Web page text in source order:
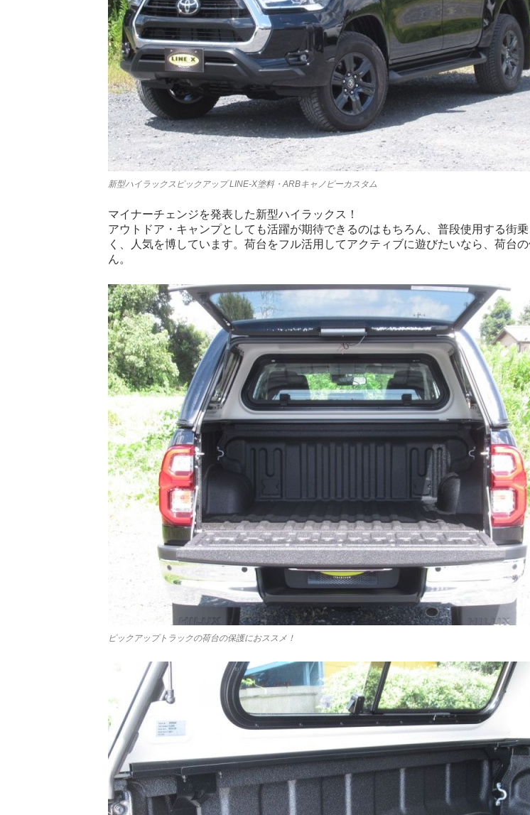
新型ハイラックスピックアップ LINE-X塗料・ARBキャノピーカスタム
マイナーチェンジを発表した新型ハイラックス！
アウトドア・キャンプとしても活躍が期待できるのはもちろん、普段使用する街
く、人気を博しています。荷台をフル活用してアクティブに遊びたいなら、荷台
ん。
ピックアップトラックの荷台の保護におススメ！